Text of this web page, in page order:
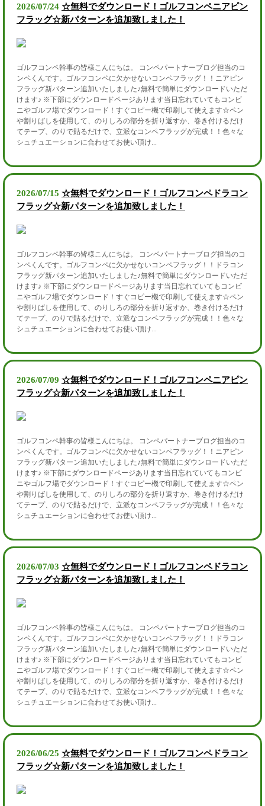
2026/07/24 ☆無料でダウンロード！ゴルフコンペニアピン
フラッグ☆新パターンを追加致しました！
ゴルフコンペ幹事の皆様こんにちは。 コンペパートナーブログ担当のコ
ンペくんです。ゴルフコンペに欠かせないコンペフラッグ！！ニアピン
フラッグ新パターン追加いたしました♪無料で簡単にダウンロードいただ
けます♪ ※下部にダウンロードページあります当日忘れていてもコンビ
ニやゴルフ場でダウンロード！すぐコピー機で印刷して使えます☆ペン
や割りばしを使用して、のりしろの部分を折り返すか、巻き付けるだけ
てテープ、のりで貼るだけで、立派なコンペフラッグが完成！！色々な
シュチュエーションに合わせてお使い頂け...
2026/07/15 ☆無料でダウンロード！ゴルフコンペドラコン
フラッグ☆新パターンを追加致しました！
ゴルフコンペ幹事の皆様こんにちは。 コンペパートナーブログ担当のコ
ンペくんです。ゴルフコンペに欠かせないコンペフラッグ！！ドラコン
フラッグ新パターン追加いたしました♪無料で簡単にダウンロードいただ
けます♪ ※下部にダウンロードページあります当日忘れていてもコンビ
ニやゴルフ場でダウンロード！すぐコピー機で印刷して使えます☆ペン
や割りばしを使用して、のりしろの部分を折り返すか、巻き付けるだけ
てテープ、のりで貼るだけで、立派なコンペフラッグが完成！！色々な
シュチュエーションに合わせてお使い頂け...
2026/07/09 ☆無料でダウンロード！ゴルフコンペニアピン
フラッグ☆新パターンを追加致しました！
ゴルフコンペ幹事の皆様こんにちは。 コンペパートナーブログ担当のコ
ンペくんです。ゴルフコンペに欠かせないコンペフラッグ！！ニアピン
フラッグ新パターン追加いたしました♪無料で簡単にダウンロードいただ
けます♪ ※下部にダウンロードページあります当日忘れていてもコンビ
ニやゴルフ場でダウンロード！すぐコピー機で印刷して使えます☆ペン
や割りばしを使用して、のりしろの部分を折り返すか、巻き付けるだけ
てテープ、のりで貼るだけで、立派なコンペフラッグが完成！！色々な
シュチュエーションに合わせてお使い頂け...
2026/07/03 ☆無料でダウンロード！ゴルフコンペドラコン
フラッグ☆新パターンを追加致しました！
ゴルフコンペ幹事の皆様こんにちは。 コンペパートナーブログ担当のコ
ンペくんです。ゴルフコンペに欠かせないコンペフラッグ！！ドラコン
フラッグ新パターン追加いたしました♪無料で簡単にダウンロードいただ
けます♪ ※下部にダウンロードページあります当日忘れていてもコンビ
ニやゴルフ場でダウンロード！すぐコピー機で印刷して使えます☆ペン
や割りばしを使用して、のりしろの部分を折り返すか、巻き付けるだけ
てテープ、のりで貼るだけで、立派なコンペフラッグが完成！！色々な
シュチュエーションに合わせてお使い頂け...
2026/06/25 ☆無料でダウンロード！ゴルフコンペドラコン
フラッグ☆新パターンを追加致しました！